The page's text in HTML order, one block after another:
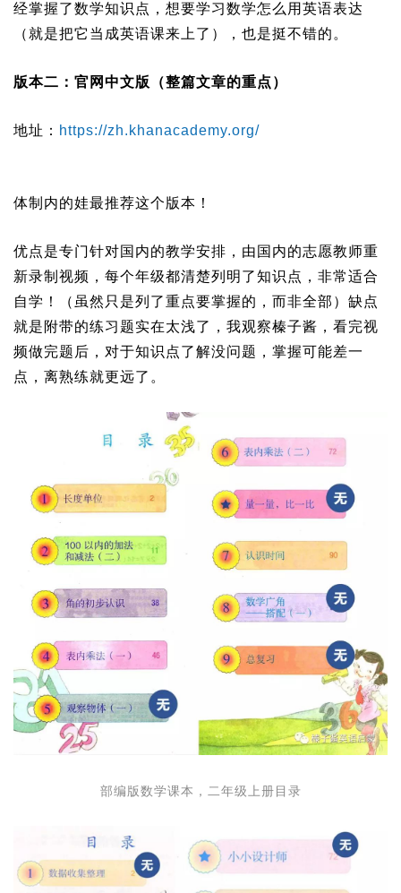
经掌握了数学知识点，想要学习数学怎么用英语表达
（就是把它当成英语课来上了），也是挺不错的。
版本二：官网中文版（整篇文章的重点）
地址： https://zh.khanacademy.org/
体制内的娃最推荐这个版本！
优点是专门针对国内的教学安排，由国内的志愿教师重
新录制视频，每个年级都清楚列明了知识点，非常适合
自学！（虽然只是列了重点要掌握的，而非全部）缺点
就是附带的练习题实在太浅了，我观察榛子酱，看完视
频做完题后，对于知识点了解没问题，掌握可能差一
点，离熟练就更远了。
部编版数学课本，二年级上册目录